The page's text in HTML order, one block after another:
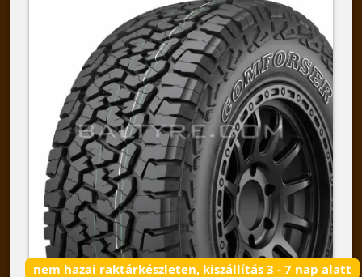
nem hazai raktárkészleten, kiszállítás 3 - 7 nap alatt